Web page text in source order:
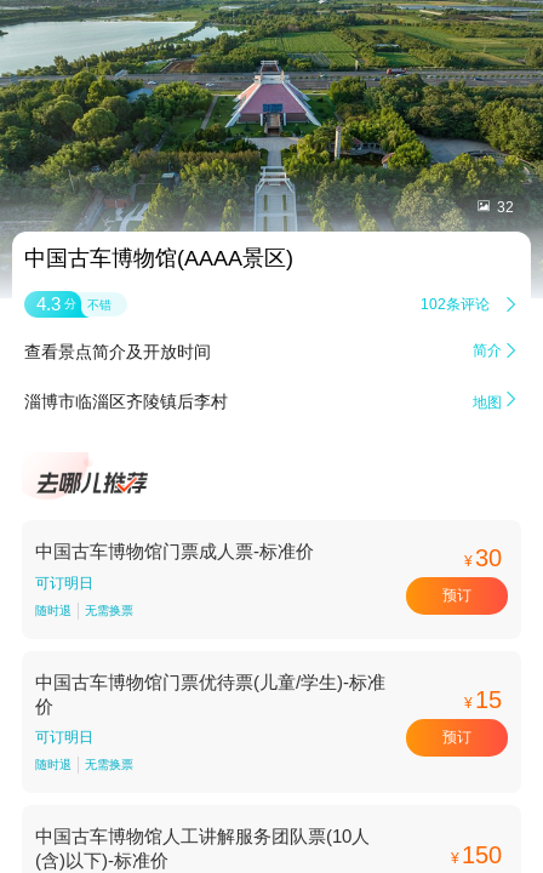
 32
中国古车博物馆(AAAA景区)
4.3 分 不错 102条评论 
查看景点简介及开放时间 简介 
淄博市临淄区齐陵镇后李村 地图 
中国古车博物馆门票成人票-标准价
可订明日
随时退 无需换票
¥30
预订
中国古车博物馆门票优待票(儿童/学生)-标准
价
可订明日
随时退 无需换票
¥ 15
预订
中国古车博物馆人工讲解服务团队票(10人
(含)以下)-标准价
¥ 150
